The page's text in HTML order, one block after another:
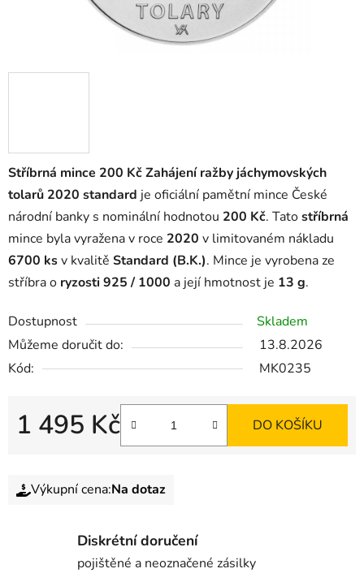
Stříbrná mince 200 Kč Zahájení ražby jáchymovských
tolarů 2020 standard je oficiální pamětní mince České
národní banky s nominální hodnotou 200 Kč. Tatostříbrná
mince byla vyražena v roce 2020 v limitovaném nákladu
6700 ksv kvalitě Standard (B.K.). Mince je vyrobena ze
stříbra o ryzosti 925 / 1000 a její hmotnost je 13 g.
Dostupnost
Skladem
Můžeme doručit do:
13.8.2026
Kód:
MK0235
1 495 Kč DO KOŠÍKU
Výkupní cena:Na dotaz
Diskrétní doručení
pojištěné a neoznačené zásilky